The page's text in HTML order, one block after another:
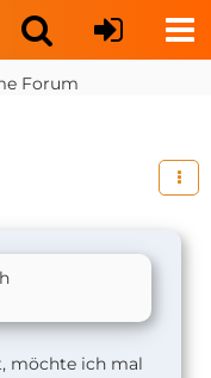
Forum
möchte ich mal